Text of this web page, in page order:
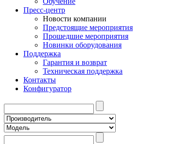
Пресс-центр
Новости компании
Предстоящие мероприятия
Прошедшие мероприятия
Новинки оборудования
Поддержка
Гарантия и возврат
Техническая поддержка
Контакты
Конфигуратор